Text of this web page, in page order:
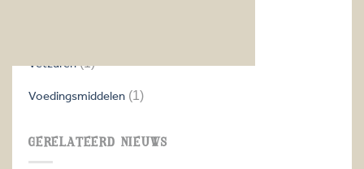
Vetzuren(1)
Voedingsmiddelen (1)
GERELATEERD NIEUWS